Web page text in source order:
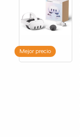
Mejor precio